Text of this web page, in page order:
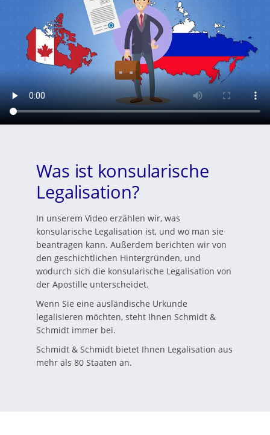
Was ist konsularische
Legalisation?
In unserem Video erzählen wir, was
konsularische Legalisation ist, und wo man sie
beantragen kann. Außerdem berichten wir von
den geschichtlichen Hintergründen, und
wodurch sich die konsularische Legalisation von
der Apostille unterscheidet.
Wenn Sie eine ausländische Urkunde
legalisieren möchten, steht Ihnen Schmidt &
Schmidt immer bei.
Schmidt & Schmidt bietet Ihnen Legalisation aus
mehr als 80 Staaten an.